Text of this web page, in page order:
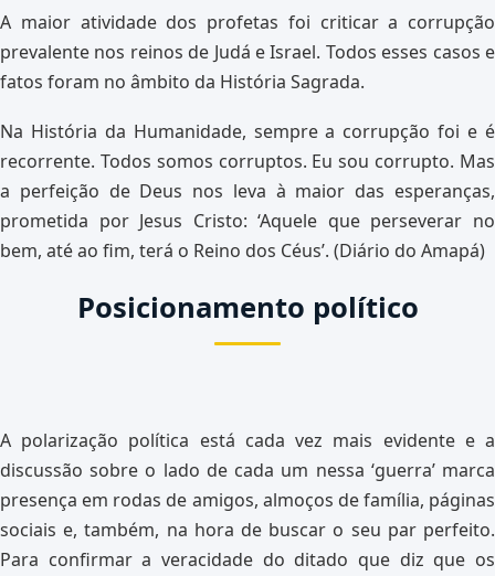
A maior atividade dos profetas foi criticar a corrupção
prevalente nos reinos de Judá e Israel. Todos esses casos e
fatos foram no âmbito da História Sagrada.
Na História da Humanidade, sempre a corrupção foi e é
recorrente. Todos somos corruptos. Eu sou corrupto. Mas
a perfeição de Deus nos leva à maior das esperanças,
prometida por Jesus Cristo: ‘Aquele que perseverar no
bem, até ao fim, terá o Reino dos Céus’. (Diário do Amapá)
Posicionamento político
A polarização política está cada vez mais evidente e a
discussão sobre o lado de cada um nessa ‘guerra’ marca
presença em rodas de amigos, almoços de família, páginas
sociais e, também, na hora de buscar o seu par perfeito.
Para confirmar a veracidade do ditado que diz que os